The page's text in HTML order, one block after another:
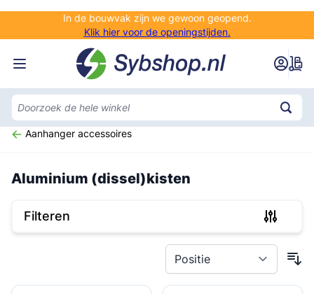
In de bouwvak zijn we gewoon geopend.
Klik hier voor de openingstijden.
Aanhanger accessoires
Aluminium (dissel)kisten
Filteren